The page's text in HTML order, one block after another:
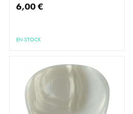
6,00 €
EN STOCK